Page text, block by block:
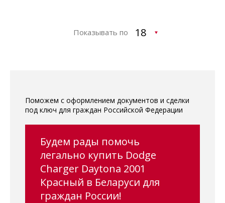
Показывать по
Поможем с оформлением документов и сделки
под ключ для граждан Российской Федерации
Будем рады помочь
легально купить Dodge
Charger Daytona 2001
Красный в Беларуси для
граждан России!